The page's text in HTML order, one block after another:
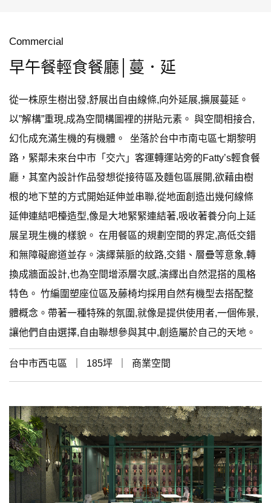
Commercial
早午餐輕食餐廳│蔓．延
從一株原生樹出發,舒展出自由線條,向外延展,擴展蔓延。
以”解構”重現,成為空間構圖裡的拼貼元素。 與空間相接合,
幻化成充滿生機的有機體。 坐落於台中市南屯區七期黎明
路，緊鄰未來台中市「交六」客運轉運站旁的Fatty’s輕食餐
廳，其室內設計作品發想從接待區及麵包區展開,欲藉由樹
根的地下莖的方式開始延伸並串聯,從地面創造出幾何線條
延伸連結吧檯造型,像是大地緊緊連結著,吸收著養分向上延
展呈現生機的樣貌。 在用餐區的規劃空間的界定,高低交錯
和無障礙廊道並存。演繹葉脈的紋路,交錯、層疊等意象,轉
換成牆面設計,也為空間增添層次感,演繹出自然混搭的風格
特色。 竹編圍塑座位區及藤椅均採用自然有機型去搭配整
體概念。帶著一種特殊的氛圍,就像是提供使用者,一個佈景,
讓他們自由選擇,自由聯想參與其中,創造屬於自己的天地。
台中市西屯區 ｜ 185坪 ｜ 商業空間